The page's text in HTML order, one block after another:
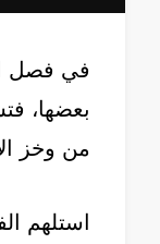
في فصل
بعضها،
من وخز
استلهم